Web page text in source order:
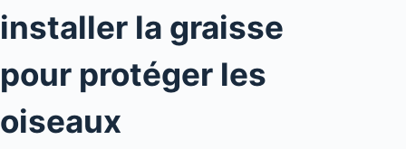
installer la graisse
pour protéger les
oiseaux